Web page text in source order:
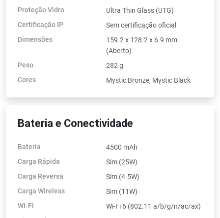
Proteção Vidro
Ultra Thin Glass (UTG)
Certificação IP
Sem certificação oficial
Dimensões
159.2 x 128.2 x 6.9 mm
(Aberto)
Peso
282 g
Cores
Mystic Bronze, Mystic Black
Bateria e Conectividade
Bateria
4500 mAh
Carga Rápida
Sim (25W)
Carga Reversa
Sim (4.5W)
Carga Wireless
Sim (11W)
Wi-Fi
Wi-Fi 6 (802.11 a/b/g/n/ac/ax)